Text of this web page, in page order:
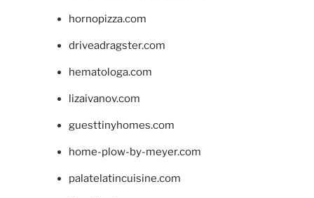
hornopizza.com
driveadragster.com
hematologa.com
lizaivanov.com
guesttinyhomes.com
home-plow-by-meyer.com
palatelatincuisine.com